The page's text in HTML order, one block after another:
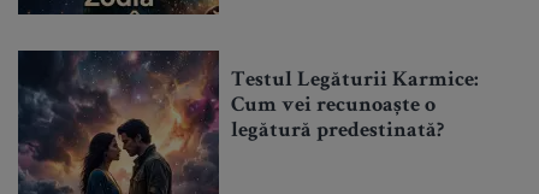
Testul Legăturii Karmice:
Cum vei recunoaște o
legătură predestinată?